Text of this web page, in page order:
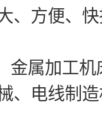
、方便、
金属加工
、电线制